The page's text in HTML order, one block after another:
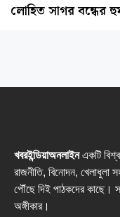
লোহিত সাগর বন্ধের
খবরইন্ডিয়াঅনলাইনএকটি
রাজনীতি, বিনোদন,
পৌঁছে দিই পাঠকদের কাছে।
অঙ্গীকার।